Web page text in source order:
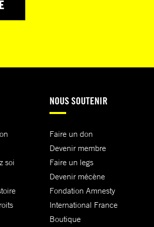
soi
NOUS SOUTENIR
Faire un don
Devenir membre
Faire un legs
Devenir mécène
Fondation Amnesty
International France
Boutique